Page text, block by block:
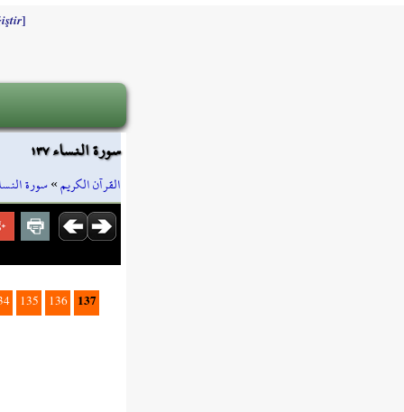
]
سورة النساء ١٣٧
القرآن الكريم»سورة
135 136 137